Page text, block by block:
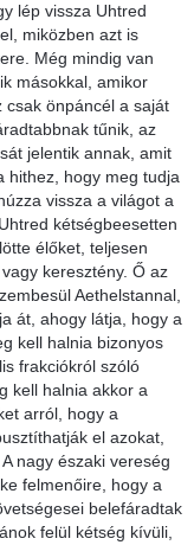
lép vissza Uhtred
miközben azt is
Még mindig van
másokkal, amikor
önpáncél a saját
tűnik, az
jelentik annak, amit
hithez, hogy meg tudja
vissza a világot a
kétségbeesetten
élőket, teljesen
keresztény. Ő az
Aethelstannal,
át, ahogy látja, hogy a
kell halnia bizonyos
frakciókról szóló
kell halnia akkor a
arról, hogy a
el azokat,
nagy északi vereség
felmenőire, hogy a
belefáradtak
felül kétség kívüli,